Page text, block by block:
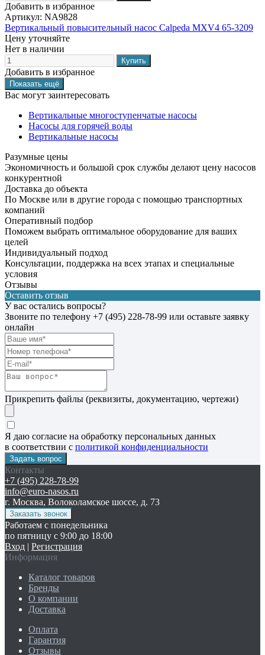
Добавить в избранное
Артикул: NA9828
Вертикальный повысительный насос Calpeda MXV4 65-3209
Цену уточняйте
Нет в наличии
Добавить в избранное
Вас могут заинтересовать
Вертикальные многоступенчатые насосы
Насосы для горячей воды
Вертикальные насосы
Разумные цены
Экономичность и большой срок службы делают цену насосов
конкурентной
Доставка до объекта
По Москве или в другие города с помощью транспортных
компаний
Оперативный подбор
Поможем выбрать оптимальное оборудование для ваших
целей
Индивидуальный подход
Консультации, поддержка на всех этапах и специальные
условия
Отзывы
Оставить отзыв
У вас остались вопросы?
Звоните по телефону +7 (495) 228-78-99 или оставьте заявку
онлайн
Прикрепить файлы (реквизиты, документацию, чертежи)
Я даю согласие на обработку персональных данных
в соответствии с политикой конфиденциальности
Контакты
+7 (495) 228-78-99
info@euro-nasos.ru
г. Москва, Волоколамское шоссе, д. 73
Работаем с понедельника
по пятницу с 9:00 до 18:00
Вход | Регистрация
Информация
Каталог товаров
Бренды
О компании
Доставка
Оплата
Гарантия
Отзывы